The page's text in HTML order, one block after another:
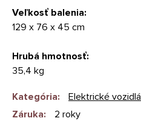
Veľkosť balenia:
129 x 76 x 45 cm
Hrubá hmotnosť:
35,4 kg
Kategória:
Elektrické vozidlá
Záruka:
2 roky